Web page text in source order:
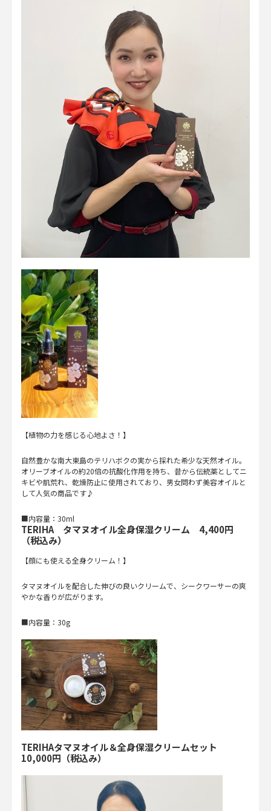
【植物の力を感じる心地よさ！】
自然豊かな南大東島のテリハボクの実から採れた希少な天然オイル。
オリーブオイルの約20倍の抗酸化作用を持ち、昔から伝統薬としてニ
キビや肌荒れ、乾燥防止に使用されており、男女問わず美容オイルと
して人気の商品です♪
■内容量：30ml
TERIHA タマヌオイル全身保湿クリーム 4,400円
（税込み）
【顔にも使える全身クリーム！】
タマヌオイルを配合した伸びの良いクリームで、シークワーサーの爽
やかな香りが広がります。
■内容量：30g
TERIHAタマヌオイル＆全身保湿クリームセット
10,000円（税込み）